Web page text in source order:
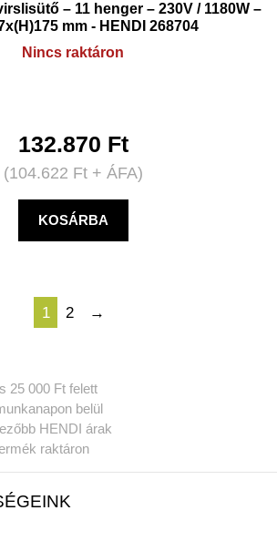
– 11 henger – 230V / 1180W –
mm - HENDI 268704
Nincs raktáron
132.870 Ft
(104.622 Ft+ ÁFA)
KOSÁRBA
1 2 →
25 000 Ft felett
belül
HENDI árak
raktáron